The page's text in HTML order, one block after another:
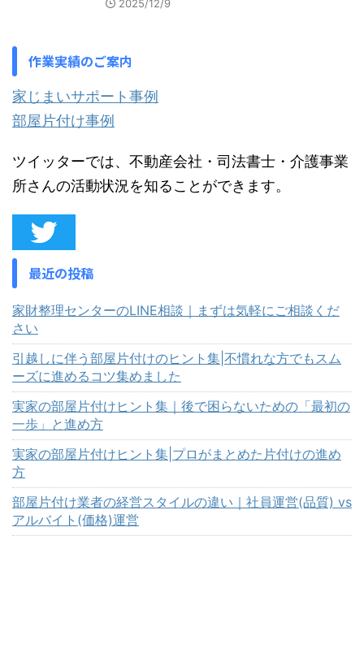
2025/12/9
作業実績のご案内
家じまいサポート事例
部屋片付け事例
ツイッターでは、不動産会社・司法書士・介護事業
所さんの活動状況を知ることができます。
最近の投稿
家財整理センターのLINE相談｜まずは気軽にご相談くだ
さい
引越しに伴う部屋片付けのヒント集|不慣れな方でもスム
ーズに進めるコツ集めました
実家の部屋片付けヒント集｜後で困らないための「最初の
一歩」と進め方
実家の部屋片付けヒント集|プロがまとめた片付けの進め
方
部屋片付け業者の経営スタイルの違い｜社員運営(品質) vs
アルバイト(価格)運営